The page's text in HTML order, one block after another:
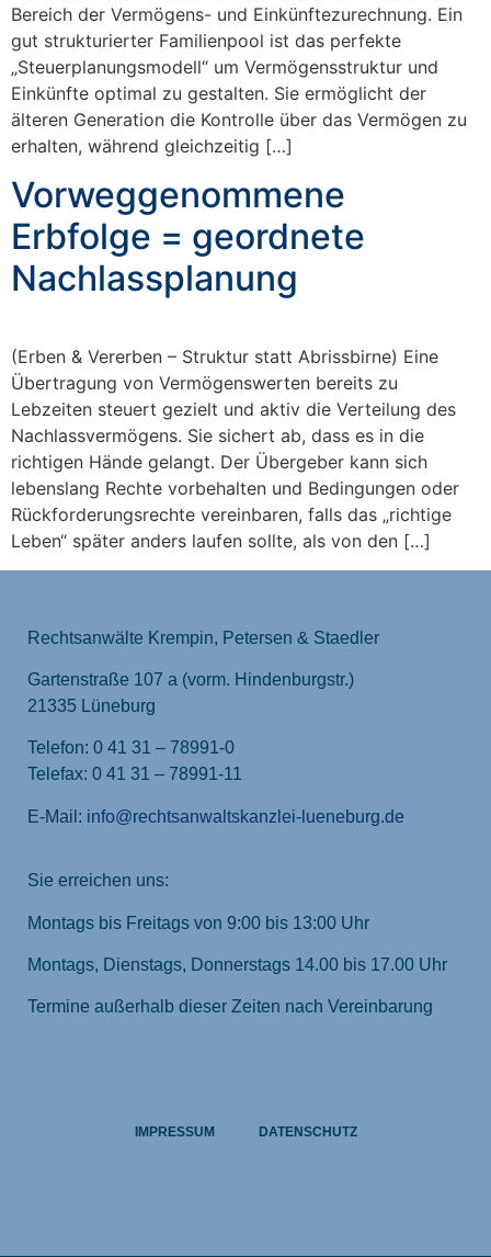
Bereich der Vermögens- und Einkünftezurechnung. Ein
gut strukturierter Familienpool ist das perfekte
„Steuerplanungsmodell“ um Vermögensstruktur und
Einkünfte optimal zu gestalten. Sie ermöglicht der
älteren Generation die Kontrolle über das Vermögen zu
erhalten, während gleichzeitig […]
Vorweggenommene
Erbfolge = geordnete
Nachlassplanung
(Erben & Vererben – Struktur statt Abrissbirne) Eine
Übertragung von Vermögenswerten bereits zu
Lebzeiten steuert gezielt und aktiv die Verteilung des
Nachlassvermögens. Sie sichert ab, dass es in die
richtigen Hände gelangt. Der Übergeber kann sich
lebenslang Rechte vorbehalten und Bedingungen oder
Rückforderungsrechte vereinbaren, falls das „richtige
Leben“ später anders laufen sollte, als von den […]
Rechtsanwälte Krempin, Petersen & Staedler
Gartenstraße 107 a (vorm. Hindenburgstr.)
21335 Lüneburg
Telefon: 0 41 31 – 78991-0
Telefax: 0 41 31 – 78991-11
E-Mail: info@rechtsanwaltskanzlei-lueneburg.de
Sie erreichen uns:
Montags bis Freitags von 9:00 bis 13:00 Uhr
Montags, Dienstags, Donnerstags 14.00 bis 17.00 Uhr
Termine außerhalb dieser Zeiten nach Vereinbarung
IMPRESSUM DATENSCHUTZ